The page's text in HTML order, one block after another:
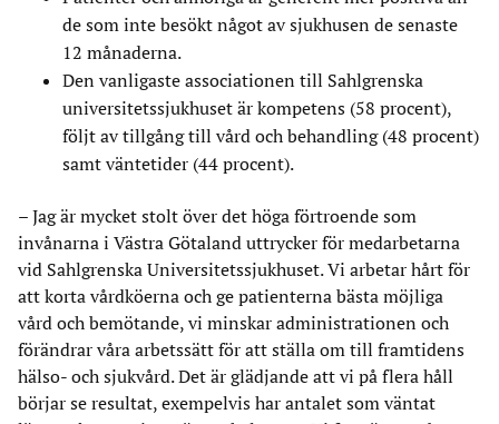
de som inte besökt något av sjukhusen de senaste
12 månaderna.
Den vanligaste associationen till Sahlgrenska
universitetssjukhuset är kompetens (58 procent),
följt av tillgång till vård och behandling (48 procent)
samt väntetider (44 procent).
– Jag är mycket stolt över det höga förtroende som
invånarna i Västra Götaland uttrycker för medarbetarna
vid Sahlgrenska Universitetssjukhuset. Vi arbetar hårt för
att korta vårdköerna och ge patienterna bästa möjliga
vård och bemötande, vi minskar administrationen och
förändrar våra arbetssätt för att ställa om till framtidens
hälso- och sjukvård. Det är glädjande att vi på flera håll
börjar se resultat, exempelvis har antalet som väntat